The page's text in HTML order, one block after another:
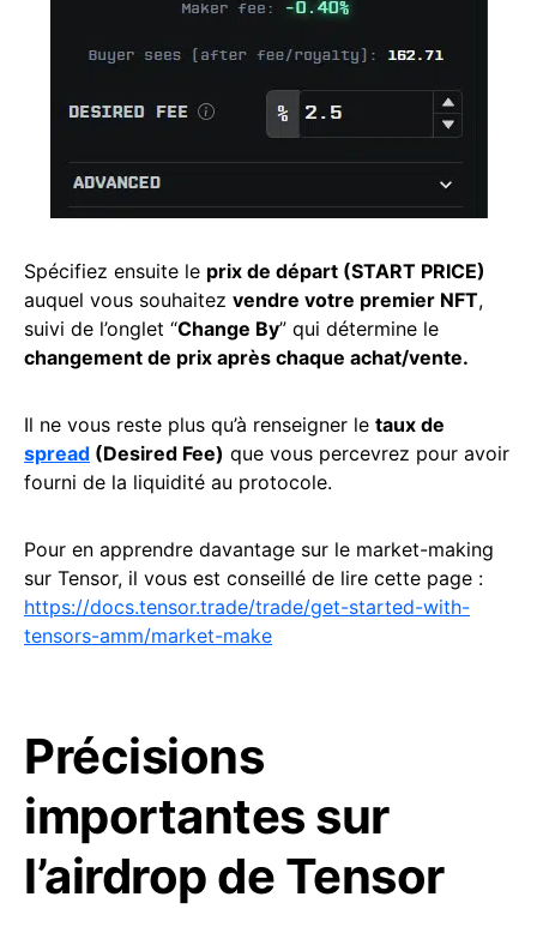
Spécifiez ensuite le prix de départ (START PRICE)
auquel vous souhaitez vendre votre premier NFT,
suivi de l’onglet “Change By” qui détermine le
changement de prix après chaque achat/vente.
Il ne vous reste plus qu’à renseigner le taux de
spread (Desired Fee) que vous percevrez pour avoir
fourni de la liquidité au protocole.
Pour en apprendre davantage sur le market-making
sur Tensor, il vous est conseillé de lire cette page :
https://docs.tensor.trade/trade/get-started-with-
tensors-amm/market-make
Précisions
importantes sur
l’airdrop de Tensor